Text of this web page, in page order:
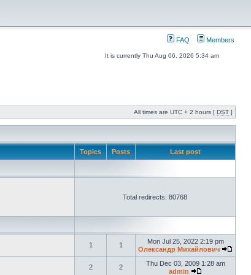
FAQ Members
It is currently Thu Aug 06, 2026 5:34 am
All times are UTC + 2 hours [ DST ]
Topics Posts Last post
Total redirects: 80768
1 1
Mon Jul 25, 2022 2:19 pm
Олександр Михайлович
2 2
Thu Dec 03, 2009 1:28 am
admin